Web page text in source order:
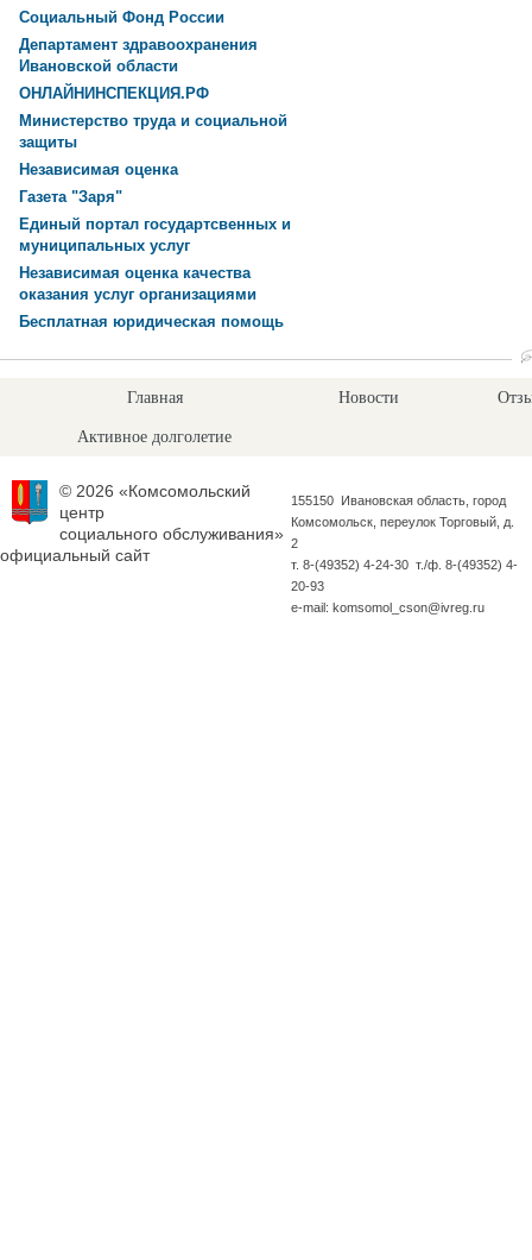
Социальный Фонд России
Департамент здравоохранения
Ивановской области
ОНЛАЙНИНСПЕКЦИЯ.РФ
Министерство труда и социальной
защиты
Независимая оценка
Газета "Заря"
Единый портал государтсвенных и
муниципальных услуг
Независимая оценка качества
оказания услуг организациями
Бесплатная юридическая помощь
Главная Новости
Активное долголетие
© 2026 «Комсомольский
центр
социального обслуживания»
официальный сайт
155150 Ивановская область, город
Комсомольск, переулок Торговый, д.
2
т. 8-(49352) 4-24-30 т./ф. 8-(49352) 4-
20-93
e-mail: komsomol_cson@ivreg.ru